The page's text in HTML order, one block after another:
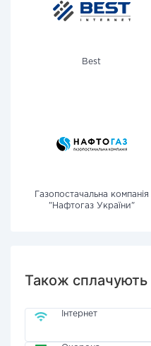
Best
Газопостачальна компанія
"Нафтогаз України"
Також сплачують
Інтернет